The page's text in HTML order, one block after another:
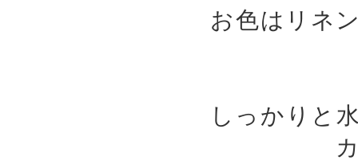
お色はリネ
しっかりと